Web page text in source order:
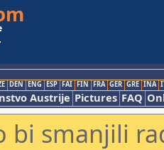
DEN ENG ESP FAI FIN FRA GER GRE INA
Austrije Pictures FAQ
bi smanjili